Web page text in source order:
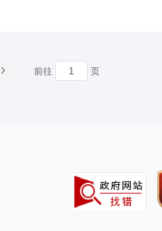
前往 页